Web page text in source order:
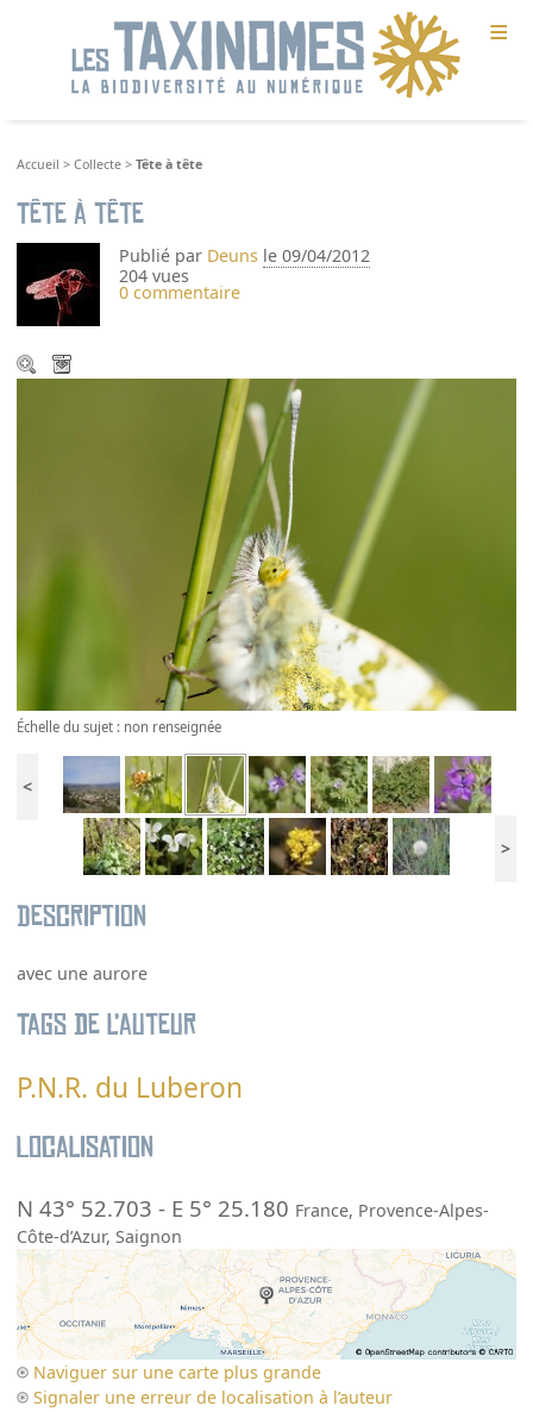
≡
Accueil >Collecte >Tête à tête
Tête à tête
Publié par Deuns le 09/04/2012
204 vues
0 commentaire
Échelle du sujet : non renseignée
<
>
Description
avec une aurore
Tags de l’auteur
P.N.R. du Luberon
Localisation
N 43° 52.703 - E 5° 25.180 France, Provence-Alpes-
Côte-d’Azur,Saignon
Naviguer sur une carte plus grande
Signaler une erreur de localisation à l’auteur